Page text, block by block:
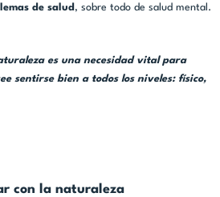
de salud , sobre todo de salud mental.
es una necesidad vital para
sentirse bien a todos los niveles: físico,
con la naturaleza